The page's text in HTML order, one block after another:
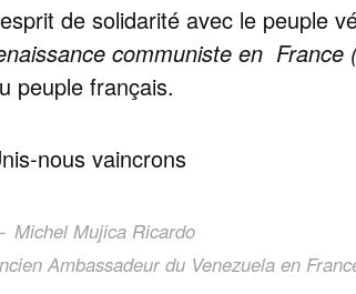
de solidarité avec le peuple
communiste en France
peuple français.
nous vaincrons
Michel Mujica Ricardo
Ambassadeur du Venezuela en